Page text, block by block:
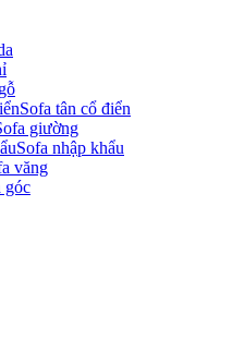
Sofa tân cổ điển
giường
Sofa nhập khẩu
văng
góc